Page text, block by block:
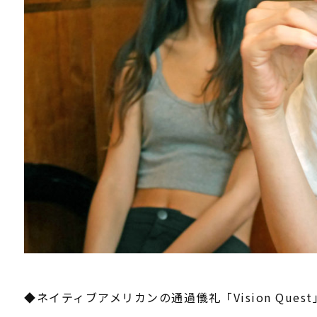
◆ネイティブアメリカンの通過儀礼「Vision Quest